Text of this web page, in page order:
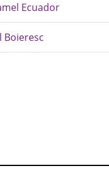
Ecuador
Boieresc